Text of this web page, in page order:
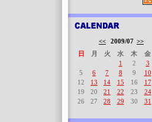
<< 2009/07 >>
日
月 火 水 木 金
1
2 3
5
6 7 8 9 10
12
13 14 15 16 17
19
20 21 22 23 24
26
27 28 29 30 31